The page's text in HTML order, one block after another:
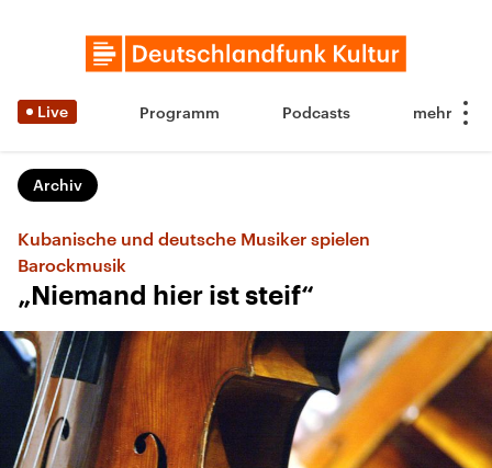
Live Programm Podcasts
Archiv
Kubanische und deutsche Musiker spielen
Barockmusik
„Niemand hier ist steif“